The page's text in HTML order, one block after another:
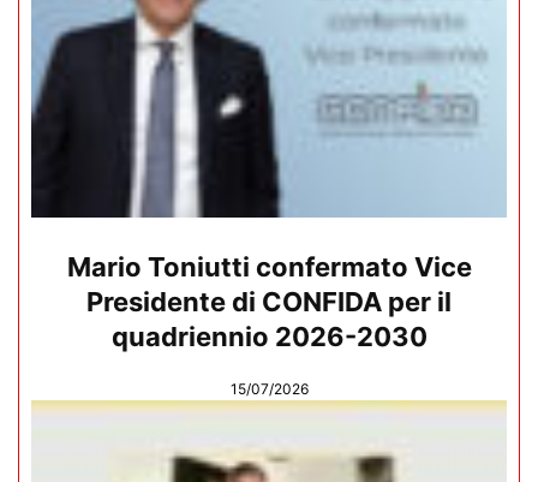
Mario Toniutti confermato Vice
Presidente di CONFIDA per il
quadriennio 2026-2030
15/07/2026